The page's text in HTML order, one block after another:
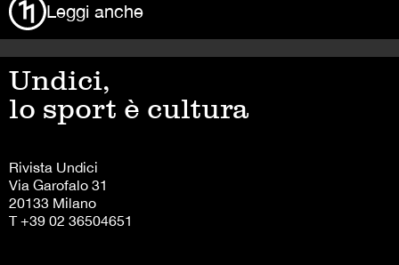
Leggi anche
Undici,
lo sport è cultura
Rivista Undici
Via Garofalo 31
20133 Milano
T +39 02 36504651